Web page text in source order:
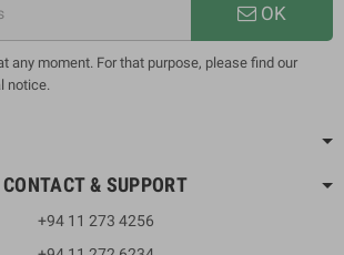
OK
any moment. For that purpose, please find our
notice.
CONTACT & SUPPORT
+94 11 273 4256